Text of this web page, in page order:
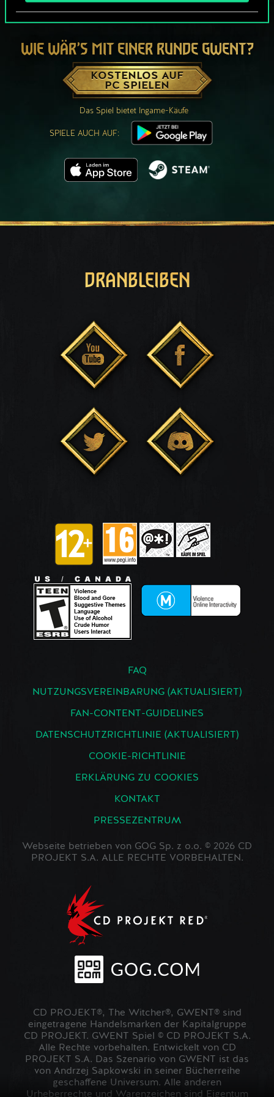
WIE WÄR’S MIT EINER RUNDE GWENT?
KOSTENLOS AUF
PC SPIELEN
Das Spiel bietet Ingame-Käufe
SPIELE AUCH AUF:
DRANBLEIBEN
FAQ
NUTZUNGSVEREINBARUNG (AKTUALISIERT)
FAN-CONTENT-GUIDELINES
DATENSCHUTZRICHTLINIE (AKTUALISIERT)
COOKIE-RICHTLINIE
ERKLÄRUNG ZU COOKIES
KONTAKT
PRESSEZENTRUM
Webseite betrieben von GOG Sp. z o.o. © 2026 CD
PROJEKT S.A. ALLE RECHTE VORBEHALTEN.
CD PROJEKT®, The Witcher®, GWENT® sind
eingetragene Handelsmarken der Kapitalgruppe
CD PROJEKT. GWENT Spiel © CD PROJEKT S.A.
Alle Rechte vorbehalten. Entwickelt von CD
PROJEKT S.A. Das Szenario von GWENT ist das
von Andrzej Sapkowski in seiner Bücherreihe
geschaffene Universum. Alle anderen
Urheberrechte und Warenzeichen sind Eigentum